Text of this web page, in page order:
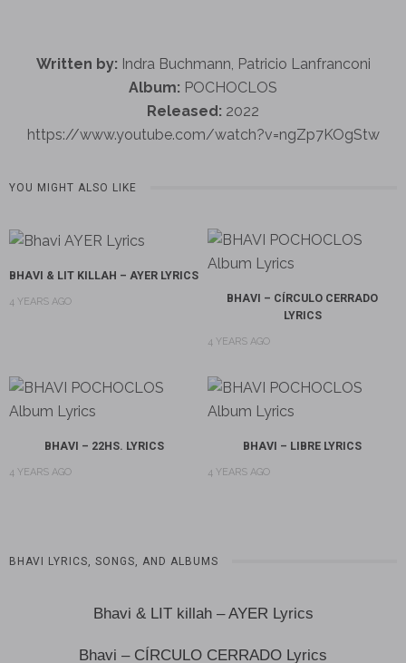
Written by: Indra Buchmann, Patricio Lanfranconi
Album: POCHOCLOS
Released: 2022
https://www.youtube.com/watch?v=ngZp7KOgStw
YOU MIGHT ALSO LIKE
BHAVI & LIT KILLAH – AYER LYRICS
4 YEARS AGO
BHAVI – CÍRCULO CERRADO
LYRICS
4 YEARS AGO
BHAVI – 22HS. LYRICS
4 YEARS AGO
BHAVI – LIBRE LYRICS
4 YEARS AGO
BHAVI LYRICS, SONGS, AND ALBUMS
Bhavi & LIT killah – AYER Lyrics
Bhavi – CÍRCULO CERRADO Lyrics